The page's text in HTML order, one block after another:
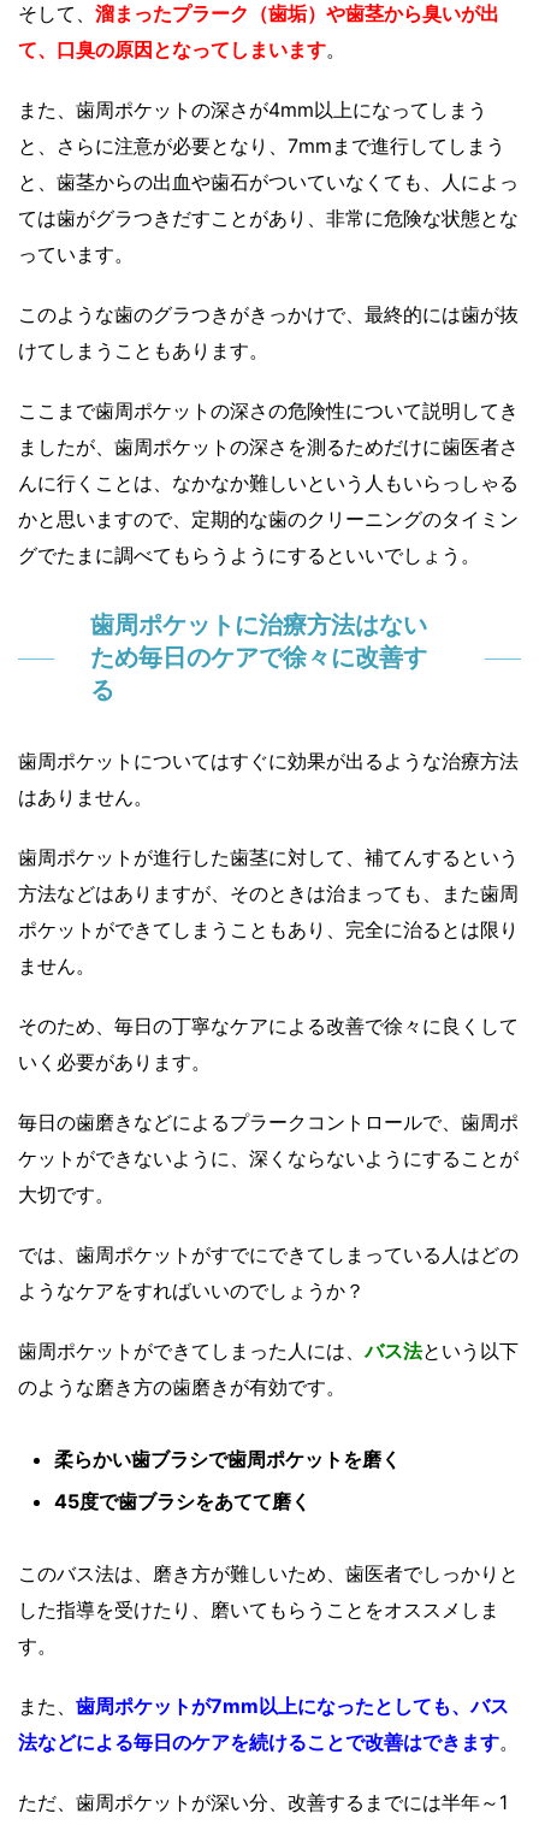
そして、 溜まったプラーク（歯垢）や歯茎から臭いが出
て、口臭の原因となってしまいます。
また、歯周ポケットの深さが4mm以上になってしまう
と、さらに注意が必要となり、7mmまで進行してしまう
と、歯茎からの出血や歯石がついていなくても、人によっ
ては歯がグラつきだすことがあり、非常に危険な状態とな
っています。
このような歯のグラつきがきっかけで、最終的には歯が抜
けてしまうこともあります。
ここまで歯周ポケットの深さの危険性について説明してき
ましたが、歯周ポケットの深さを測るためだけに歯医者さ
んに行くことは、なかなか難しいという人もいらっしゃる
かと思いますので、定期的な歯のクリーニングのタイミン
グでたまに調べてもらうようにするといいでしょう。
歯周ポケットに治療方法はない
ため毎日のケアで徐々に改善す
る
歯周ポケットについてはすぐに効果が出るような治療方法
はありません。
歯周ポケットが進行した歯茎に対して、補てんするという
方法などはありますが、そのときは治まっても、また歯周
ポケットができてしまうこともあり、完全に治るとは限り
ません。
そのため、毎日の丁寧なケアによる改善で徐々に良くして
いく必要があります。
毎日の歯磨きなどによるプラークコントロールで、歯周ポ
ケットができないように、深くならないようにすることが
大切です。
では、歯周ポケットがすでにできてしまっている人はどの
ようなケアをすればいいのでしょうか？
歯周ポケットができてしまった人には、バス法という以下
のような磨き方の歯磨きが有効です。
柔らかい歯ブラシで歯周ポケットを磨く
45度で歯ブラシをあてて磨く
このバス法は、磨き方が難しいため、歯医者でしっかりと
した指導を受けたり、磨いてもらうことをオススメしま
す。
また、 歯周ポケットが7mm以上になったとしても、バス
法などによる毎日のケアを続けることで改善はできます。
ただ、歯周ポケットが深い分、改善するまでには半年～1